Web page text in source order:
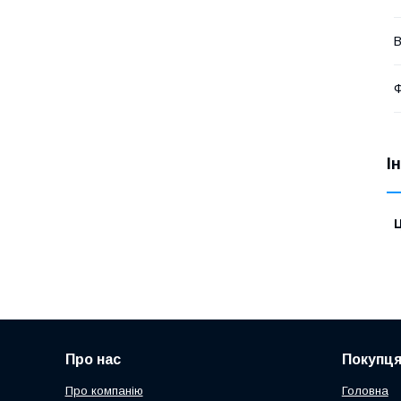
Про нас
Про компанію Головна